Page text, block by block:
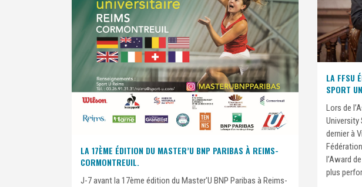
LA 17ÈME ÉDITION DU MASTER’U BNP PARIBAS À REIMS-
CORMONTREUIL.
J-7 avant la 17ème édition du Master'U BNP Paribas à Reims-
LA FFSU
SPORT
Lors de
University
dernier à
l’Award
plus